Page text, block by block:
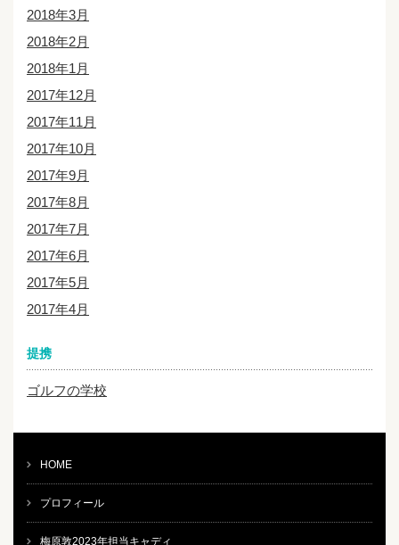
2018年3月
2018年2月
2018年1月
2017年12月
2017年11月
2017年10月
2017年9月
2017年8月
2017年7月
2017年6月
2017年5月
2017年4月
提携
ゴルフの学校
HOME
プロフィール
梅原敦2023年担当キャディ